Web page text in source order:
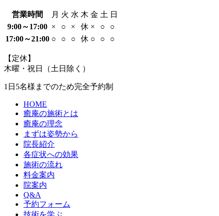
営業時間 月 火 水 木 金 土 日
9:00～17:00 × ○ × 休 × ○
○
17:00～21:00 ○ ○ ○ 休 ○ ○ ○
【定休】
木曜・祝日（土日除く）
1日5名様までのため完全予約制
HOME
癒庵の施術とは
癒庵の理念
まずは姿勢から
院長紹介
各症状への効果
施術の流れ
料金案内
院案内
Q&A
予約フォーム